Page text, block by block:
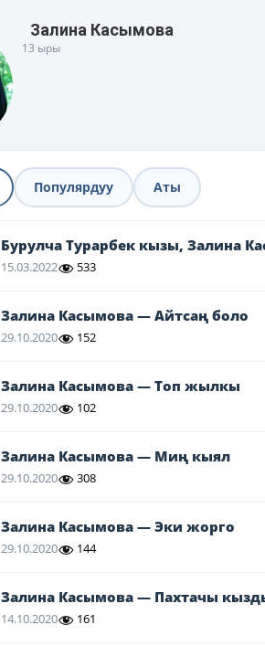
Залина Касымова
13 ыры
Популярдуу Аты
Бурулча Турарбек кызы, Залина
15.03.2022 533
Залина Касымова — Айтсаң боло
29.10.2020 152
Залина Касымова — Топ жылкы
29.10.2020 102
Залина Касымова — Миң кыял
29.10.2020 308
Залина Касымова — Эки жорго
29.10.2020 144
Залина Касымова — Пахтачы
14.10.2020 161